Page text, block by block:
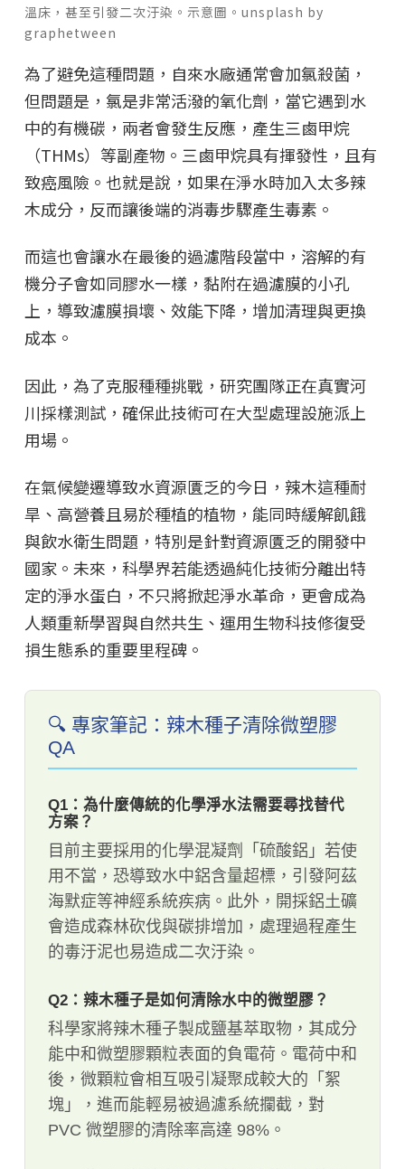
溫床，甚至引發二次汙染。示意圖。unsplash by
graphetween
為了避免這種問題，自來水廠通常會加氯殺菌，
但問題是，氯是非常活潑的氧化劑，當它遇到水
中的有機碳，兩者會發生反應，產生三鹵甲烷
（THMs）等副產物。三鹵甲烷具有揮發性，且有
致癌風險。也就是說，如果在淨水時加入太多辣
木成分，反而讓後端的消毒步驟產生毒素。
而這也會讓水在最後的過濾階段當中，溶解的有
機分子會如同膠水一樣，黏附在過濾膜的小孔
上，導致濾膜損壞、效能下降，增加清理與更換
成本。
因此，為了克服種種挑戰，研究團隊正在真實河
川採樣測試，確保此技術可在大型處理設施派上
用場。
在氣候變遷導致水資源匱乏的今日，辣木這種耐
旱、高營養且易於種植的植物，能同時緩解飢餓
與飲水衛生問題，特別是針對資源匱乏的開發中
國家。未來，科學界若能透過純化技術分離出特
定的淨水蛋白，不只將掀起淨水革命，更會成為
人類重新學習與自然共生、運用生物科技修復受
損生態系的重要里程碑。
🔍 專家筆記：辣木種子清除微塑膠
QA
Q1：為什麼傳統的化學淨水法需要尋找替代
方案？
目前主要採用的化學混凝劑「硫酸鋁」若使
用不當，恐導致水中鋁含量超標，引發阿茲
海默症等神經系統疾病。此外，開採鋁土礦
會造成森林砍伐與碳排增加，處理過程產生
的毒汙泥也易造成二次汙染。
Q2：辣木種子是如何清除水中的微塑膠？
科學家將辣木種子製成鹽基萃取物，其成分
能中和微塑膠顆粒表面的負電荷。電荷中和
後，微顆粒會相互吸引凝聚成較大的「絮
塊」，進而能輕易被過濾系統攔截，對
PVC 微塑膠的清除率高達 98%。